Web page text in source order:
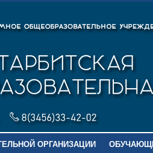
ОРГАНИЗАЦИИ